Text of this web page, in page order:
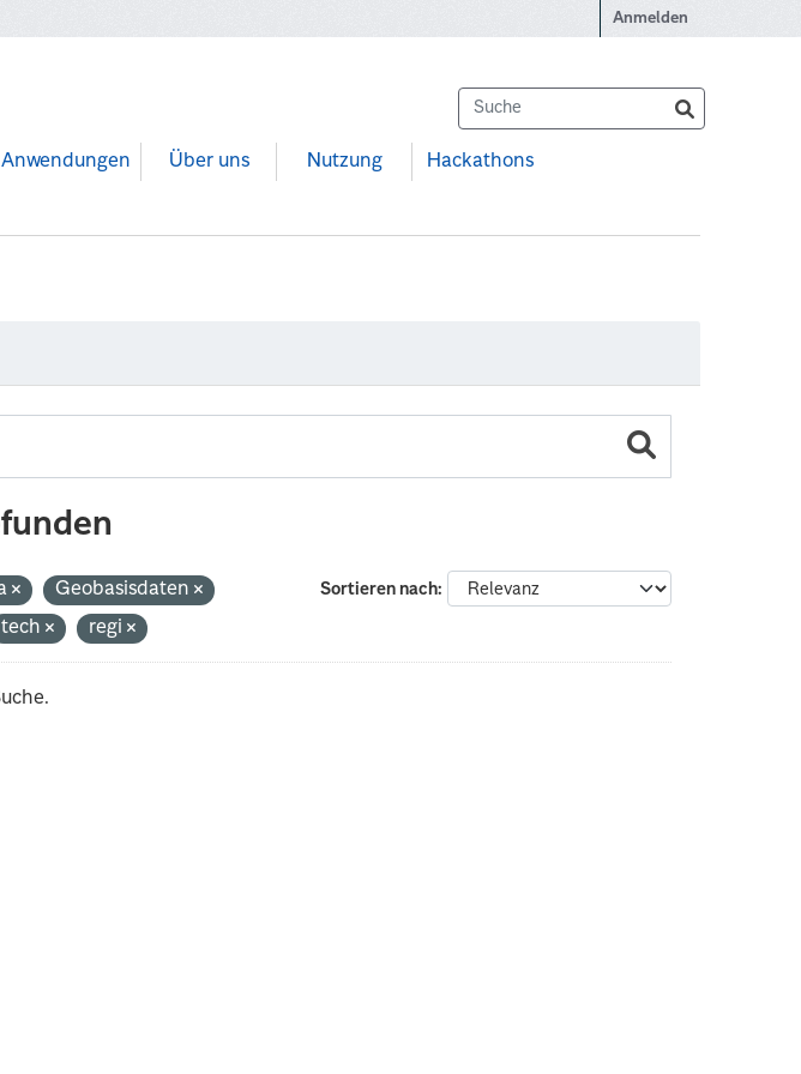
Anmelden
Anwendungen Über uns Nutzung Hackathons
Sortieren nach
Geobasisdaten
tech regi